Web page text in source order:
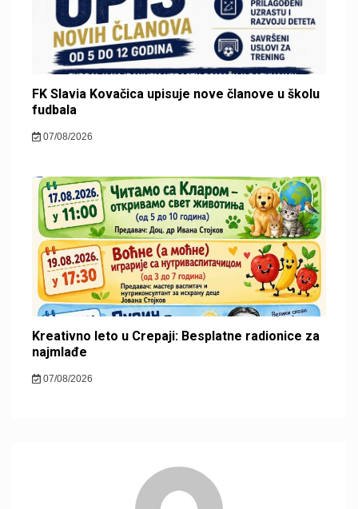
FK Slavia Kovačica upisuje nove članove u školu
fudbala
07/08/2026
Kreativno leto u Crepaji: Besplatne radionice za
najmlađe
07/08/2026